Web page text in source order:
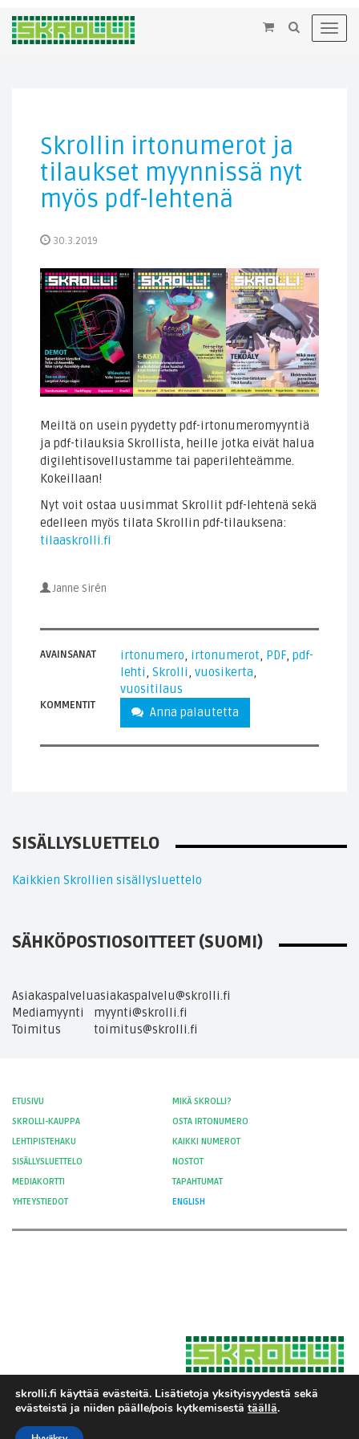
×
Skrollin irtonumerot ja
tilaukset myynnissä nyt
myös pdf-lehtenä
30.3.2019
Meiltä on usein pyydetty pdf-irtonumeromyyntiä
ja pdf-tilauksia Skrollista, heille jotka eivät halua
digilehtisovellustamme tai paperilehteämme.
Kokeillaan!
Nyt voit ostaa uusimmat Skrollit pdf-lehtenä sekä
edelleen myös tilata Skrollin pdf-tilauksena:
tilaaskrolli.fi
Janne Sirén
AVAINSANAT irtonumero irtonumerot PDF pdf-
lehti Skrolli vuosikerta
vuositilaus
KOMMENTIT Anna palautetta
SISÄLLYSLUETTELO
Kaikkien Skrollien sisällysluettelo
SÄHKÖPOSTIOSOITTEET (SUOMI)
Asiakaspalveluasiakaspalvelu@skrolli.fi
Mediamyynti
myynti@skrolli.fi
Toimitus
toimitus@skrolli.fi
ETUSIVU
MIKÄ SKROLLI?
SKROLLI-KAUPPA
OSTA IRTONUMERO
LEHTIPISTEHAKU
KAIKKI NUMEROT
SISÄLLYSLUETTELO
NOSTOT
MEDIAKORTTI
TAPAHTUMAT
YHTEYSTIEDOT
ENGLISH
Hosted by Moment Digital
skrolli.fi käyttää evästeitä. Lisätietoja yksityisyydestä sekä
evästeistä ja niiden päälle/pois kytkemisestä täällä.